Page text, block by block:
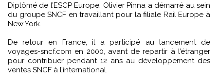
Diplômé de l’ESCP Europe, Olivier Pinna a démarré au sein
du groupe SNCF en travaillant pour la filiale Rail Europe à
New York.
De retour en France, il a participé au lancement de
voyages-sncf.com en 2000, avant de repartir à l’étranger
pour contribuer pendant 12 ans au développement des
ventes SNCF à l’international.